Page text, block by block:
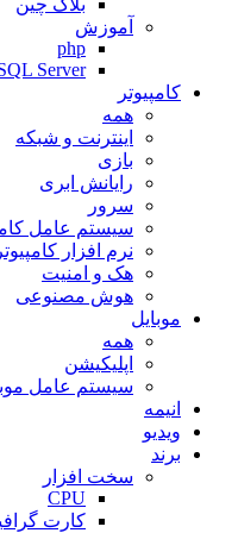
بلاک چین
آموزش
php
Server
کامپیوتر
همه
اینترنت و شبکه
بازی
رایانش ابری
سرور
سیستم عامل
نرم افزار کامپیوتر
هک و امنیت
هوش مصنوعی
موبایل
همه
اپلیکیشن
سیستم عامل
انیمه
ویدیو
برند
سخت افزار
CPU
کارت